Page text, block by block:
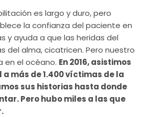
es largo y duro, pero
la confianza del paciente en
y ayuda a que las heridas del
del alma, cicatricen. Pero nuestro
en el océano. En 2016, asistimos
más de 1.400 víctimas de la
sus historias hasta donde
Pero hubo miles a las que